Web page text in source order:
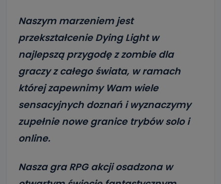
Naszym marzeniem jest
przekształcenie Dying Light w
najlepszą przygodę z zombie dla
graczy z całego świata, w ramach
której zapewnimy Wam wiele
sensacyjnych doznań i wyznaczymy
zupełnie nowe granice trybów solo i
online.
Nasza gra RPG akcji osadzona w